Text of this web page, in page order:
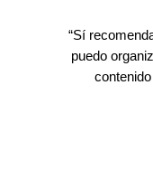
“Sí
puedo